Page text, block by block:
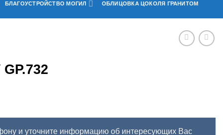
БЛАГОУСТРОЙСТВО МОГИЛ ОБЛИЦОВКА ЦОКОЛЯ ГРАНИТОМ
и уточните информацию об интересующих Вас